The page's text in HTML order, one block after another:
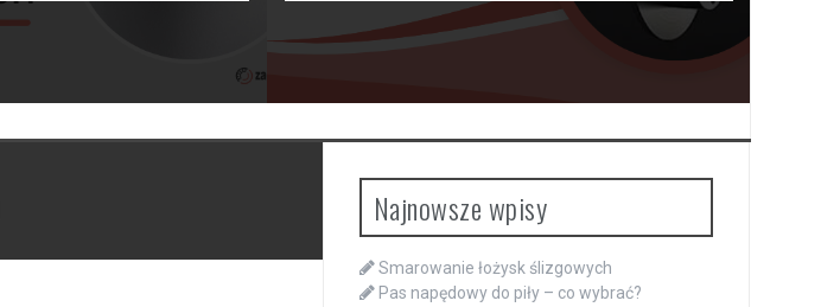
Najnowsze wpisy
Smarowanie łożysk ślizgowych
Pas napędowy do piły – co wybrać?